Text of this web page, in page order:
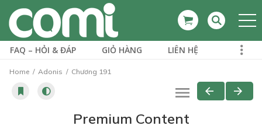
FAQ – HỎI & ĐÁP GIỎ HÀNG LIÊN HỆ
Home Adonis Chương 191
Premium Content